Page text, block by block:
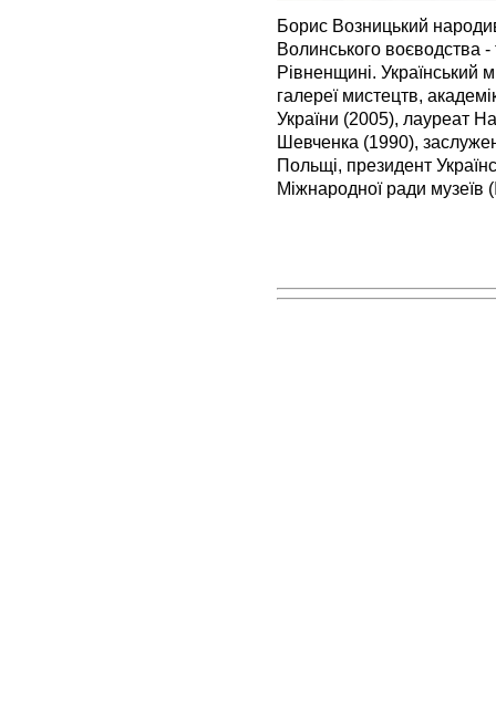
Борис Возницький
Волинського воєводства
Рівненщині. Український
галереї мистецтв,
України (2005), лауреат
Шевченка (1990),
Польщі, президент
Міжнародної ради музеїв